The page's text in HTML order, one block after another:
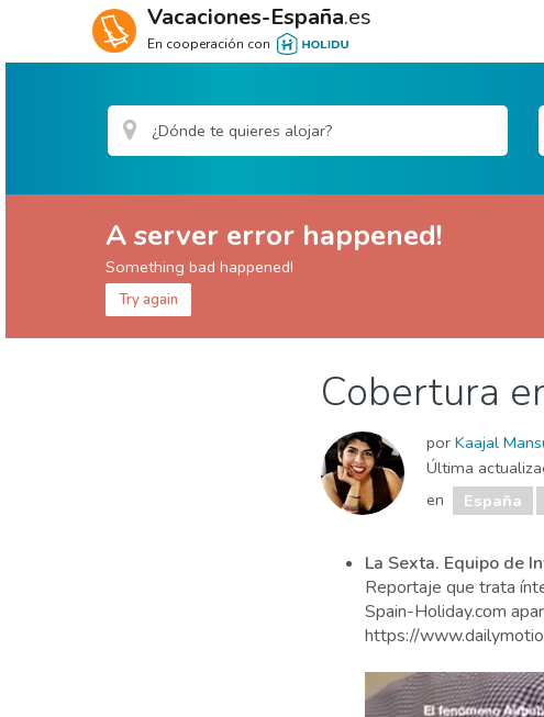
Vacaciones-España.es
En cooperación con
A server error happened!
Something bad happened!
Try again
Tablón corporativo Tablón de
Cobertura
por Kaajal
Última
en
España
La Sexta. Equipo de
Reportaje que trata
Spain-Holiday.com
https://